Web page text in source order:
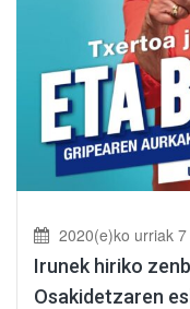
2020(e)ko urriak 7
Irunek hiriko
Osakidetzaren